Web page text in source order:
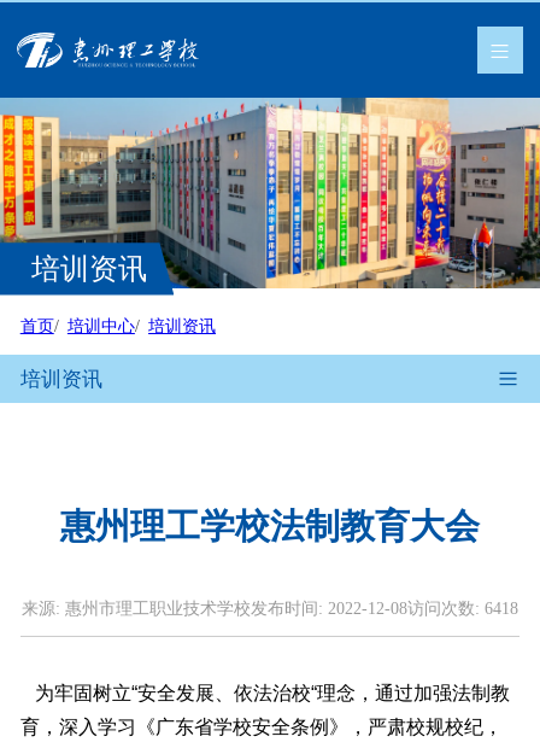
培训资讯
首页 培训中心 培训资讯
培训资讯
惠州理工学校法制教育大会
来源: 惠州市理工职业技术学校发布时间: 2022-12-08访问次数: 6418
为牢固树立“安全发展、依法治校“理念，通过加强法制教
育，深入学习《广东省学校安全条例》，严肃校规校纪，